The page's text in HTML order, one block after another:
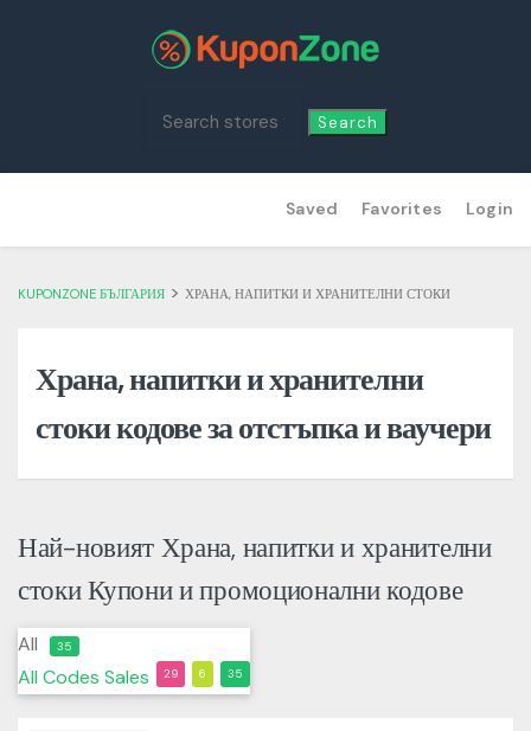
Search
content
Saved Favorites Login
KUPONZONE БЪЛГАРИЯ > ХРАНА, НАПИТКИ И ХРАНИТЕЛНИ СТОКИ
Храна, напитки и хранителни
стоки кодове за отстъпка и ваучери
Най-новият Храна, напитки и хранителни
стоки Купони и промоционални кодове
All 35
All 35
Codes 6
Sales 29